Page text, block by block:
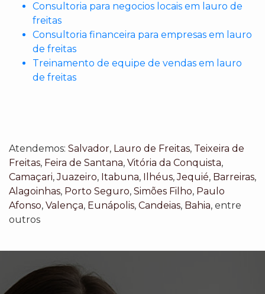
Consultoria para negocios locais em lauro de
freitas
Consultoria financeira para empresas em lauro
de freitas
Treinamento de equipe de vendas em lauro
de freitas
Atendemos: Salvador, Lauro de Freitas, Teixeira de
Freitas, Feira de Santana, Vitória da Conquista,
Camaçari,Juazeiro, Itabuna, Ilhéus,Jequié, Barreiras,
Alagoinhas, Porto Seguro, Simões Filho, Paulo
Afonso, Valença, Eunápolis, Candeias, Bahia, entre
outros